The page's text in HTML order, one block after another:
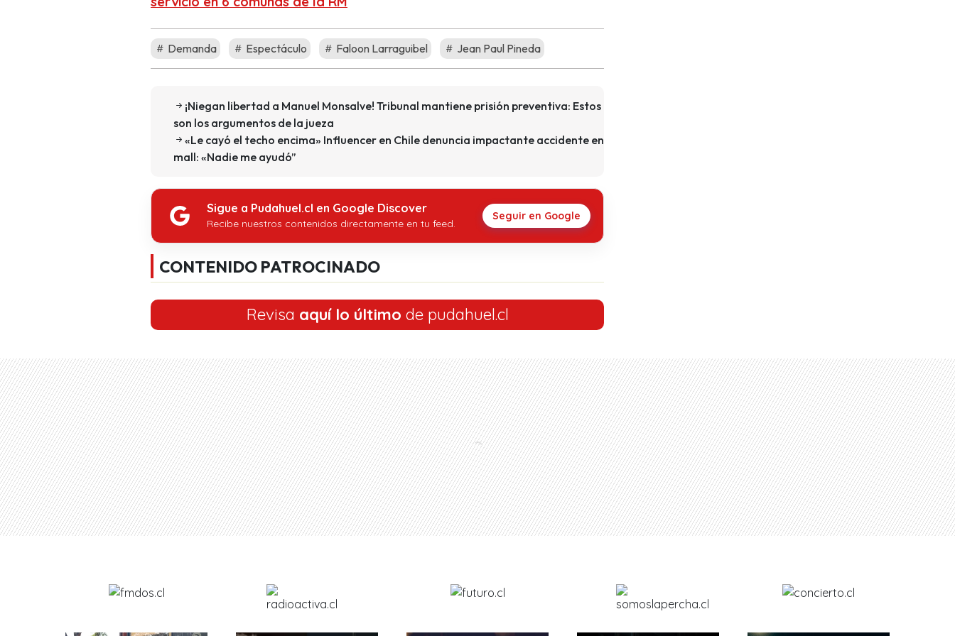
Demanda Espectáculo Faloon Larraguibel Jean Paul Pineda
¡Niegan libertad a Manuel Monsalve! Tribunal mantiene prisión preventiva: Estos
son los argumentos de la jueza
«Le cayó el techo encima» Influencer en Chile denuncia impactante accidente en
mall: «Nadie me ayudó”
Sigue a Pudahuel.cl en Google Discover
Recibe nuestros contenidos directamente en tu feed.
Seguir en Google
CONTENIDO PATROCINADO
Revisa aquí lo último de pudahuel.cl